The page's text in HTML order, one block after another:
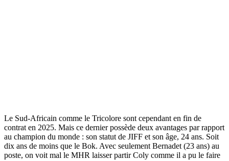
Le Sud-Africain comme le Tricolore sont cependant en fin de
contrat en 2025. Mais ce dernier possède deux avantages par rapport
au champion du monde : son statut de JIFF et son âge, 24 ans. Soit
dix ans de moins que le Bok. Avec seulement Bernadet (23 ans) au
poste, on voit mal le MHR laisser partir Coly comme il a pu le faire